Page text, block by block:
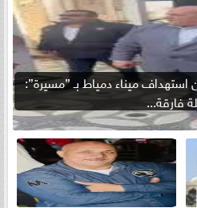
ميناء دمياط بـ ”مسيرة”:
فارقة...